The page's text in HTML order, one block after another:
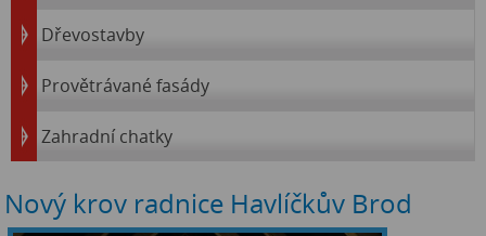
Dřevostavby
Provětrávané fasády
Zahradní chatky
Nový krov radnice Havlíčkův Brod